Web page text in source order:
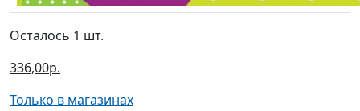
Осталось 1 шт.
336,00р.
Только в магазинах